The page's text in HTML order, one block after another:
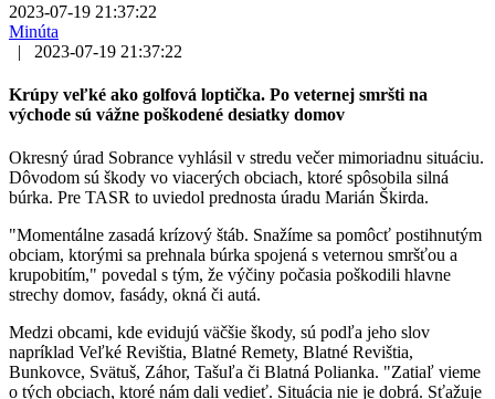
2023-07-19 21:37:22
Minúta
|
2023-07-19 21:37:22
Krúpy veľké ako golfová loptička. Po veternej smršti na
východe sú vážne poškodené desiatky domov
Okresný úrad Sobrance vyhlásil v stredu večer mimoriadnu situáciu.
Dôvodom sú škody vo viacerých obciach, ktoré spôsobila silná
búrka. Pre TASR to uviedol prednosta úradu Marián Škirda.
"Momentálne zasadá krízový štáb. Snažíme sa pomôcť postihnutým
obciam, ktorými sa prehnala búrka spojená s veternou smršťou a
krupobitím," povedal s tým, že výčiny počasia poškodili hlavne
strechy domov, fasády, okná či autá.
Medzi obcami, kde evidujú väčšie škody, sú podľa jeho slov
napríklad Veľké Revištia, Blatné Remety, Blatné Revištia,
Bunkovce, Svätuš, Záhor, Tašuľa či Blatná Polianka. "Zatiaľ vieme
o tých obciach, ktoré nám dali vedieť. Situácia nie je dobrá. Sťažuje